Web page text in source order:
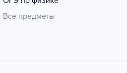
Все предметы